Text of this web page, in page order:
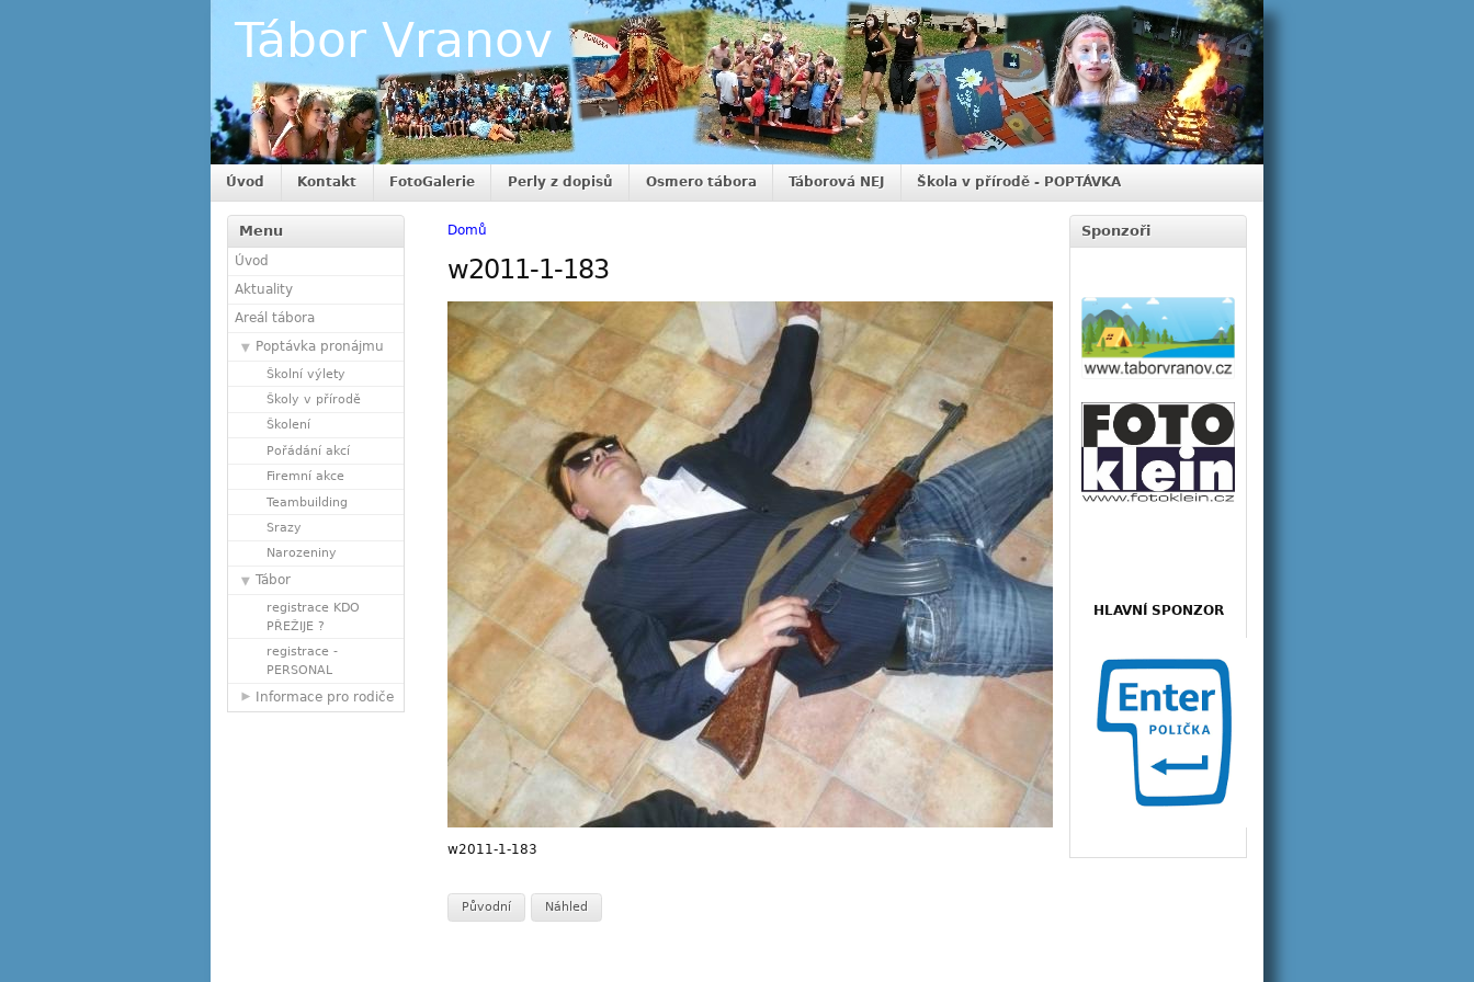
Tábor Vranov
Úvod Kontakt FotoGalerie Perly z dopisů Osmero tábora Táborová NEJ Škola v přírodě - POPTÁVKA
Menu
Úvod
Aktuality
Areál tábora
Poptávka pronájmu
Školní výlety
Školy v přírodě
Školení
Pořádání akcí
Firemní akce
Teambuilding
Srazy
Narozeniny
Tábor
registrace KDO
PŘEŽIJE ?
registrace -
PERSONAL
Informace pro rodiče
Domů
w2011-1-183
w2011-1-183
Původní Náhled
Sponzoři
HLAVNÍ SPONZOR